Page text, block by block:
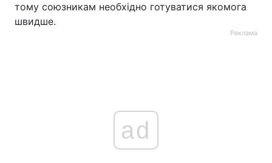
тому союзникам необхідно готуватися якомога
швидше.
Реклама
ad